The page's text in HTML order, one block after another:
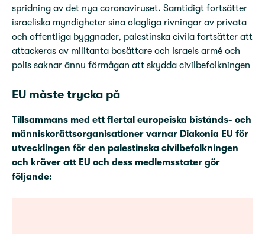
spridning av det nya coronaviruset. Samtidigt fortsätter
israeliska myndigheter sina olagliga rivningar av privata
och offentliga byggnader, palestinska civila fortsätter att
attackeras av militanta bosättare och Israels armé och
polis saknar ännu förmågan att skydda civilbefolkningen
EU måste trycka på
Tillsammans med ett flertal europeiska bistånds- och
människorättsorganisationer varnar Diakonia EU för
utvecklingen för den palestinska civilbefolkningen
och kräver att EU och dess medlemsstater gör
följande: